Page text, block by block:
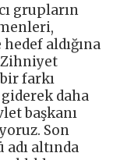
grupların
aldığına
farkı
daha
başkanı
Son
altında